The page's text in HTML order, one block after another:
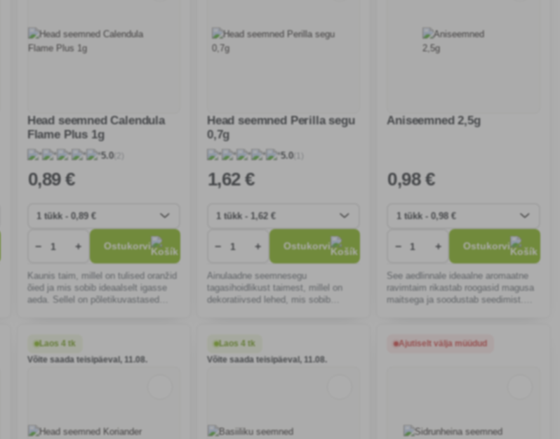
Head seemned Calendula
Flame Plus 1g
5.0(2)
0,89 €
− + Ostukorvi
Kaunis taim, millel on tulised oranžid
õied ja mis sobib ideaalselt igasse
aeda. Sellel on põletikuvastased
Head seemned Perilla segu
0,7g
5.0(1)
1,62 €
− + Ostukorvi
Ainulaadne seemnesegu
tagasihoidlikust taimest, millel on
dekoratiivsed lehed, mis sobib
kasu toiduvalmistamisel
Aniseemned 2,5g
0,98 €
− + Ostukorvi
See aedlinnale ideaalne aromaatne
ravimtaim rikastab roogasid magusa
maitsega ja soodustab seedimist.
Laos 4 tk
Võite saada teisipäeval, 11.08.
Laos 4 tk
Võite saada teisipäeval, 11.08.
Ajutiselt välja müüdud